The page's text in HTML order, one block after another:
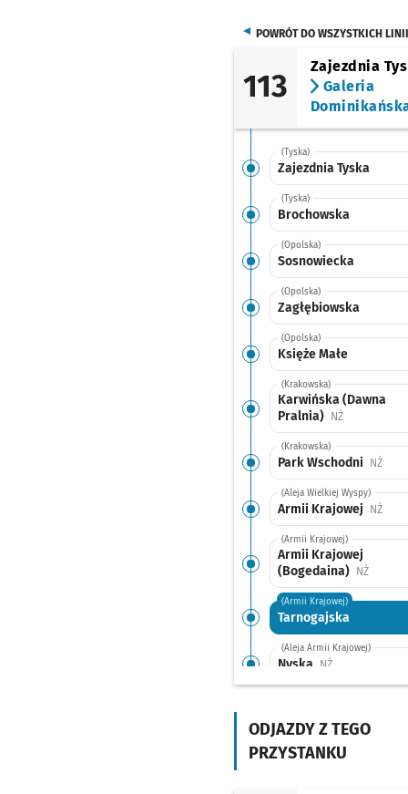
POWRÓT DO WSZYSTKICH LINII
113
Zajezdnia
Galeria
(Tyska)
Zajezdnia Tyska
(Tyska)
Brochowska
(Opolska)
Sosnowiecka
(Opolska)
Zagłębiowska
(Opolska)
Księże Małe
(Krakowska)
Karwińska (Dawna
Pralnia)
NŻPrzystanek
(Krakowska)
Park Wschodni NŻ
(Aleja Wielkiej Wyspy)
Armii Krajowej NŻ
(Armii Krajowej)
Armii Krajowej
(Bogedaina)
NŻ
(Armii Krajowej)
Tarnogajska
(Aleja Armii Krajowej)
Nyska NŻPrzystanek na
Orzechowa
ODJAZDY Z TEGO
PRZYSTANKU